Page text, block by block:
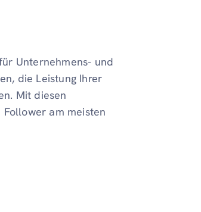
Unternehmens- und
die Leistung Ihrer
Mit diesen
am meisten